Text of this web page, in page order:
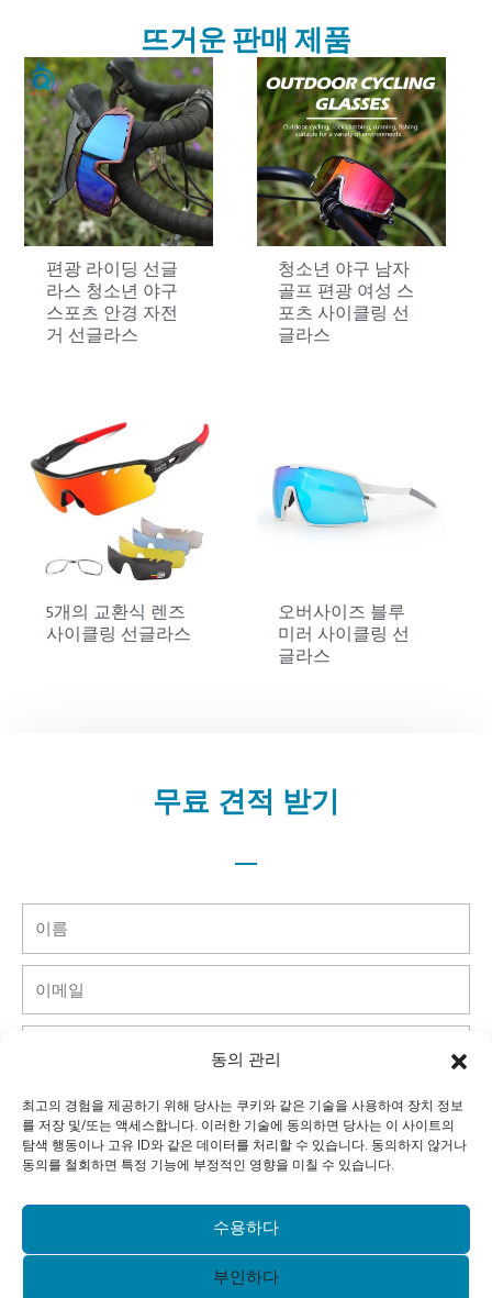
동의 관리
최고의 경험을 제공하기 위해 당사는 쿠키와 같은 기술을 사용하여 장치 정보
를 저장 및/또는 액세스합니다. 이러한 기술에 동의하면 당사는 이 사이트의
탐색 행동이나 고유 ID와 같은 데이터를 처리할 수 있습니다. 동의하지 않거나
동의를 철회하면 특정 기능에 부정적인 영향을 미칠 수 있습니다.
수용하다
부인하다
뜨거운 판매 제품
편광 라이딩 선글
라스 청소년 야구
스포츠 안경 자전
거 선글라스
청소년 야구 남자
골프 편광 여성 스
포츠 사이클링 선
글라스
5개의 교환식 렌즈
사이클링 선글라스
오버사이즈 블루
미러 사이클링 선
글라스
무료 견적 받기
일
폰
국
가
회
시